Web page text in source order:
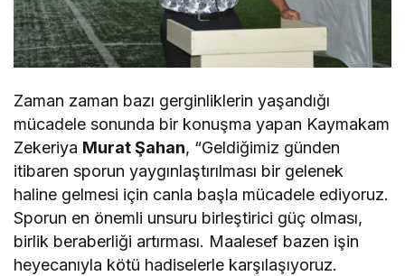
Zaman zaman bazı gerginliklerin yaşandığı
mücadele sonunda bir konuşma yapan Kaymakam
Zekeriya Murat Şahan, “Geldiğimiz günden
itibaren sporun yaygınlaştırılması bir gelenek
haline gelmesi için canla başla mücadele ediyoruz.
Sporun en önemli unsuru birleştirici güç olması,
birlik beraberliği artırması. Maalesef bazen işin
heyecanıyla kötü hadiselerle karşılaşıyoruz.